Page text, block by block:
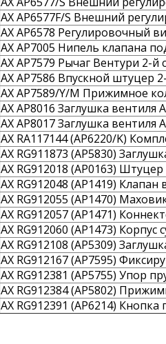
AX AP6577F/S Внешний
AX AP6578 Регулировочный
AX AP7005 Нипель клапана
AX AP7579 Рычаг Вентури 2-й
AX AP7586 Впускной штуцер
AX AP7589/Y/M Прижимное
AX AP8016 Заглушка вентиля
AX AP8017 Заглушка вентиля
AX RA117144 (AP6220/K)
AX RG911873 (AP5830)
AX RG912018 (AP0163)
AX RG912048 (AP1419)
AX RG912055 (AP1470)
AX RG912057 (AP1471)
AX RG912060 (AP1473) Корпус
AX RG912108 (AP5309)
AX RG912167 (AP7595)
AX RG912381 (AP5755) Упор
AX RG912384 (AP5802)
AX RG912391 (AP6214)